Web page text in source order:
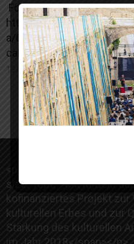
Fonte: calabriaonweb
http://
a/6395-su-il-sipario-per-
calabro-riscopre-la-sua-
13/09/2019
<p style=“text-align:
size: 10pt;“>Mit Mitteln
kofinanziertes Projekt
kulturellen Erbes und zur
Stärkung des kulturellen